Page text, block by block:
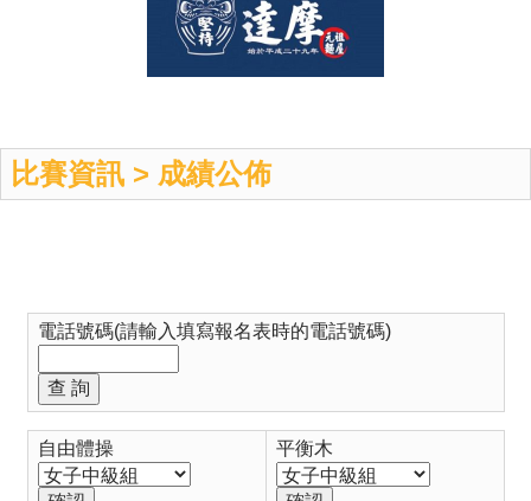
比賽資訊 > 成績公佈
電話號碼(請輸入填寫報名表時的電話號碼)
自由體操 平衡木